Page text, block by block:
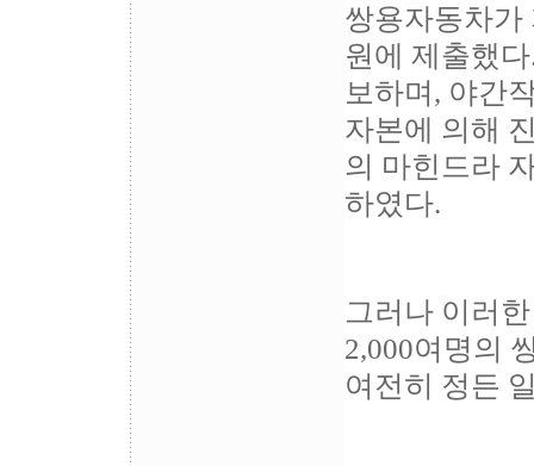
쌍용자동차가
원에 제출했
보하며, 야간
자본에 의해
의 마힌드라
하였다.
그러나 이러
2,000여명의
여전히 정든